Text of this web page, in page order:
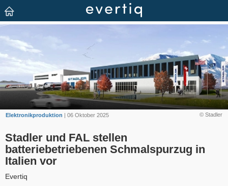
© Stadler
Elektronikproduktion | 06 Oktober 2025
Stadler und FAL stellen
batteriebetriebenen Schmalspurzug in
Italien vor
Evertiq